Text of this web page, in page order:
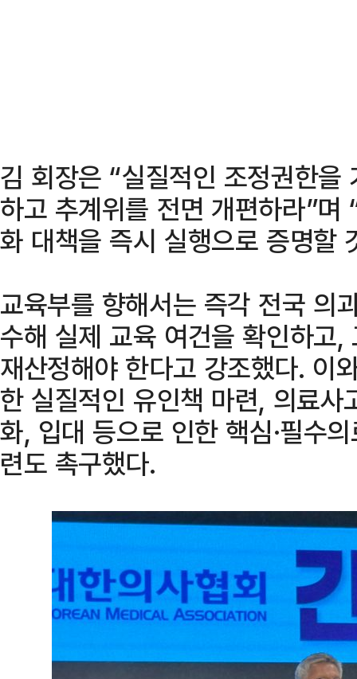
김 회장은 “실질적인 조정권한
하고 추계위를 전면 개편하라”며
화 대책을 즉시 실행으로 증명할
교육부를 향해서는 즉각 전국 의
수해 실제 교육 여건을 확인하고
재산정해야 한다고 강조했다. 이
한 실질적인 유인책 마련, 의료
화, 입대 등으로 인한 핵심·필수
련도 촉구했다.